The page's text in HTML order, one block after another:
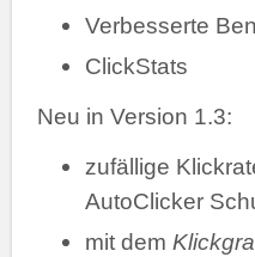
Verbesserte
ClickStats
Neu in Version 1.3:
zufällige
AutoClicker
mit dem